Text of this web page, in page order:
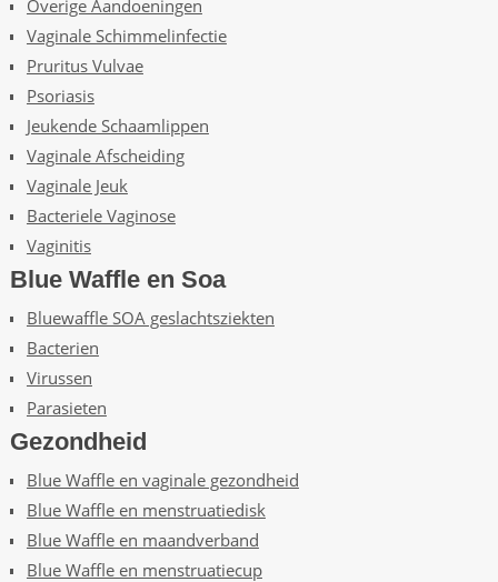
Overige Aandoeningen
Vaginale Schimmelinfectie
Pruritus Vulvae
Psoriasis
Jeukende Schaamlippen
Vaginale Afscheiding
Vaginale Jeuk
Bacteriele Vaginose
Vaginitis
Blue Waffle en Soa
Bluewaffle SOA geslachtsziekten
Bacterien
Virussen
Parasieten
Gezondheid
Blue Waffle en vaginale gezondheid
Blue Waffle en menstruatiedisk
Blue Waffle en maandverband
Blue Waffle en menstruatiecup